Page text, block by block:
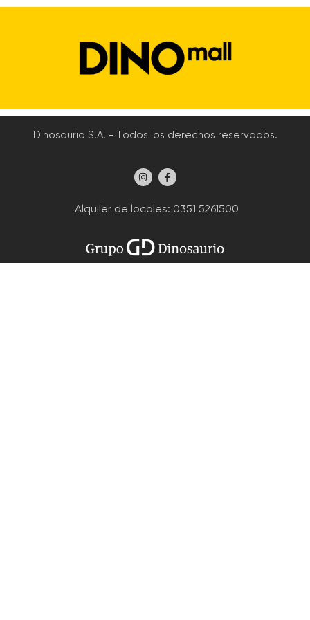
Dinosaurio S.A. - Todos los derechos reservados.
Alquiler de locales: 0351 5261500